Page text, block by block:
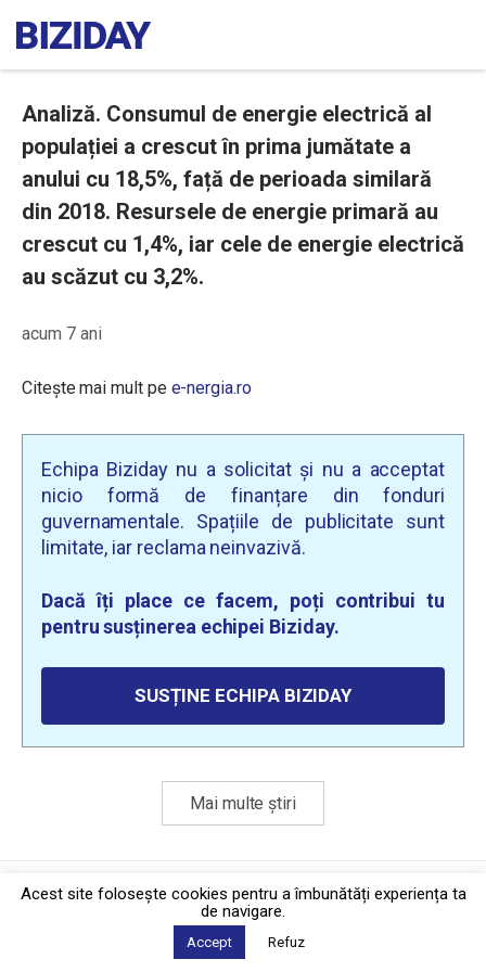
Analiză. Consumul de energie electrică al
populației a crescut în prima jumătate a
anului cu 18,5%, față de perioada similară
din 2018. Resursele de energie primară au
crescut cu 1,4%, iar cele de energie electrică
au scăzut cu 3,2%.
acum 7 ani
Citește mai mult pe e-nergia.ro
Echipa Biziday nu a solicitat și nu a acceptat
nicio formă de finanțare din fonduri
guvernamentale. Spațiile de publicitate sunt
limitate, iar reclama neinvazivă.
Dacă îți place ce facem, poți contribui tu
pentru susținerea echipei Biziday.
SUSȚINE ECHIPA BIZIDAY
Mai multe știri
Politica de confidențialitate·Contact
2026 © Biziday
Acest site foloseşte cookies pentru a îmbunătăți experiența ta
de navigare.
Accept Refuz